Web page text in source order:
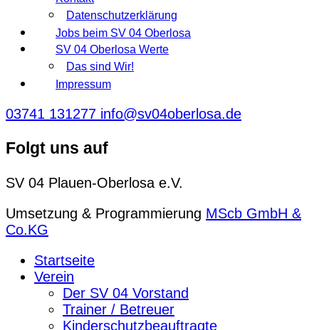
Datenschutzerklärung
Jobs beim SV 04 Oberlosa
SV 04 Oberlosa Werte
Das sind Wir!
Impressum
03741 131277 info@sv04oberlosa.de
Folgt uns auf
SV 04 Plauen-Oberlosa e.V.
Umsetzung & Programmierung MScb GmbH &
Co.KG
Startseite
Verein
Der SV 04 Vorstand
Trainer / Betreuer
Kinderschutzbeauftragte